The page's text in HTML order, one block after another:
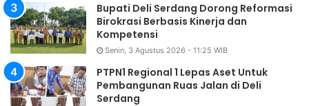
Bupati Deli Serdang Dorong Reformasi
Birokrasi Berbasis Kinerja dan
Kompetensi
Senin, 3 Agustus 2026 - 11:25 WIB
PTPN1 Regional 1 Lepas Aset Untuk
Pembangunan Ruas Jalan di Deli
Serdang